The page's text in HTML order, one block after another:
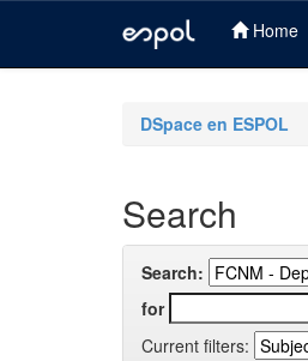
Home
DSpace en ESPOL
Search
Search:
for
Current filters: